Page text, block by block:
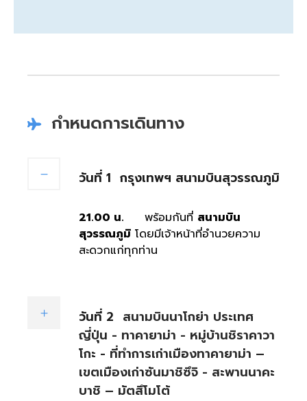
กำหนดการเดินทาง
วันที่ 1 กรุงเทพฯ สนามบินสุวรรณภูมิ
21.00 น. พร้อมกันที่ สนามบิน
สุวรรณภูมิ โดยมีเจ้าหน้าที่อำนวยความ
สะดวกแก่ทุกท่าน
วันที่ 2 สนามบินนาโกย่า ประเทศ
ญี่ปุ่น - ทาคายาม่า - หมู่บ้านชิราคาวา
โกะ - ที่ทำการเก่าเมืองทาคายาม่า –
เขตเมืองเก่าซันมาชิซึจิ - สะพานนาคะ
บาชิ – มัตสึโมโต้